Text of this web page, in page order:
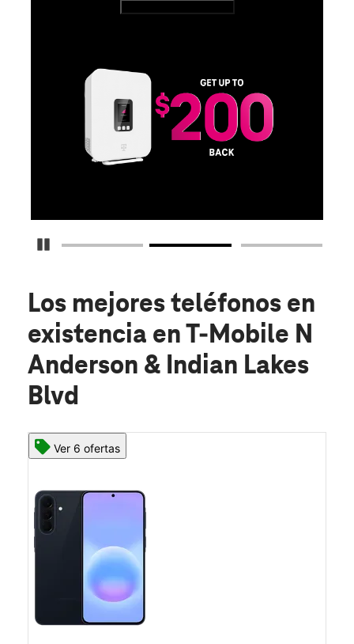
Detener carrusel
Los mejores teléfonos en
existencia en T-Mobile N
Anderson & Indian Lakes
Blvd
Ver 6 ofertas